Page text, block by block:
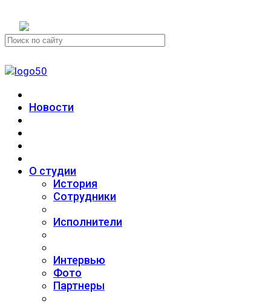
Новости
О студии
История
Сотрудники
Исполнители
Интервью
Фото
Партнеры